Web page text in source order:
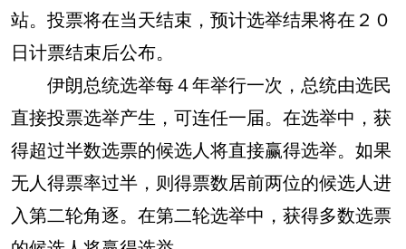
站。投票将在当天结束，预计选举结果将在２０
日计票结束后公布。
伊朗总统选举每４年举行一次，总统由选民
直接投票选举产生，可连任一届。在选举中，获
得超过半数选票的候选人将直接赢得选举。如果
无人得票率过半，则得票数居前两位的候选人进
入第二轮角逐。在第二轮选举中，获得多数选票